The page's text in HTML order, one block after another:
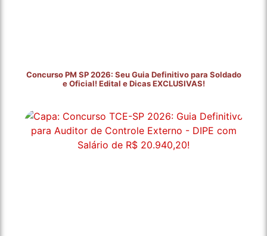
Concurso PM SP 2026: Seu Guia Definitivo para Soldado
e Oficial! Edital e Dicas EXCLUSIVAS!